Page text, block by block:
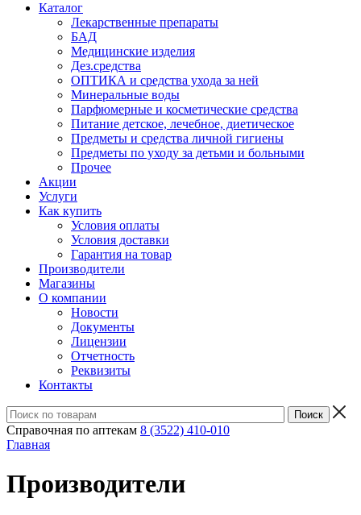
Каталог
Лекарственные препараты
БАД
Медицинские изделия
Дез.средства
ОПТИКА и средства ухода за ней
Минеральные воды
Парфюмерные и косметические средства
Питание детское, лечебное, диетическое
Предметы и средства личной гигиены
Предметы по уходу за детьми и больными
Прочее
Акции
Услуги
Как купить
Условия оплаты
Условия доставки
Гарантия на товар
Производители
Магазины
О компании
Новости
Документы
Лицензии
Отчетность
Реквизиты
Контакты
Справочная по аптекам 8 (3522) 410-010
Главная
Производители